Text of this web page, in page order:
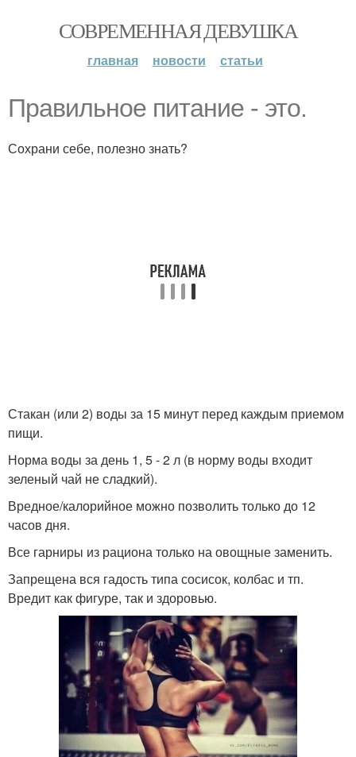
СОВРЕМЕННАЯ ДЕВУШКА
главная новости статьи
Правильное питание - это.
Сохрани себе, полезно знать?
Стакан (или 2) воды за 15 минут перед каждым приемом
пищи.
Норма воды за день 1, 5 - 2 л (в норму воды входит
зеленый чай не сладкий).
Вредное/калорийное можно позволить только до 12
часов дня.
Все гарниры из рациона только на овощные заменить.
Запрещена вся гадость типа сосисок, колбас и тп.
Вредит как фигуре, так и здоровью.